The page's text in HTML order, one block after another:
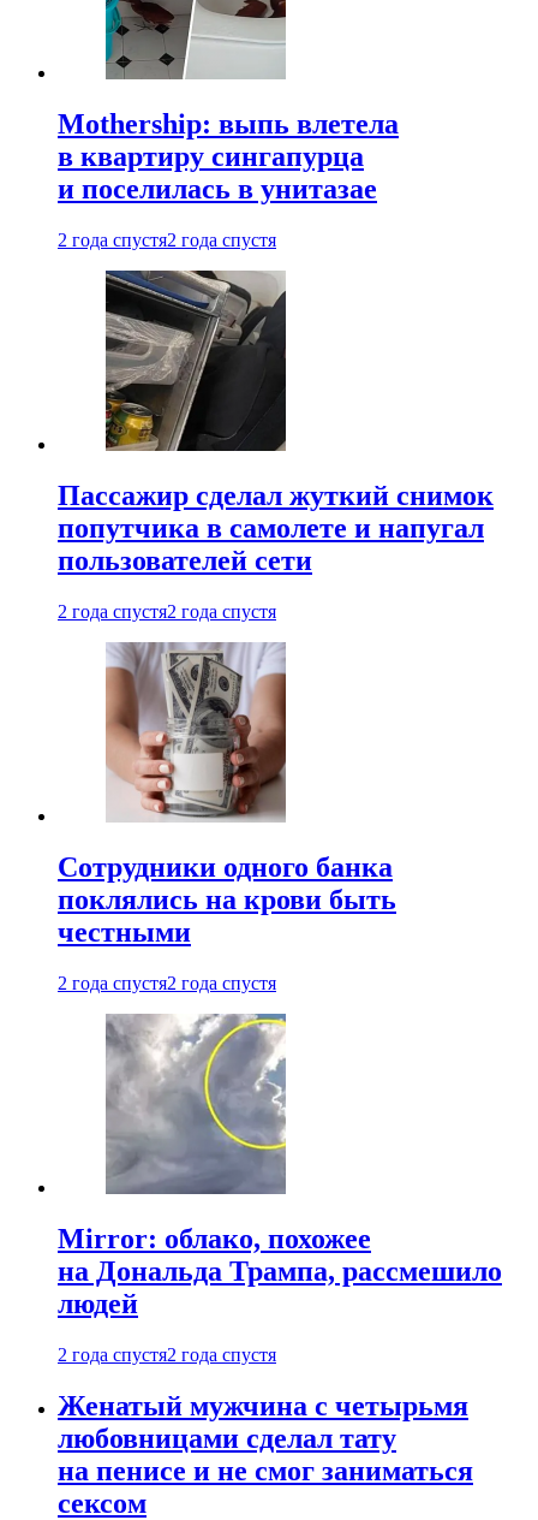
Mothership: выпь влетела
в квартиру сингапурца
и поселилась в унитазае
2 года спустя2 года спустя
Пассажир сделал жуткий снимок
попутчика в самолете и напугал
пользователей сети
2 года спустя2 года спустя
Сотрудники одного банка
поклялись на крови быть
честными
2 года спустя2 года спустя
Mirror: облако, похожее
на Дональда Трампа, рассмешило
людей
2 года спустя2 года спустя
Женатый мужчина с четырьмя
любовницами сделал тату
на пенисе и не смог заниматься
сексом